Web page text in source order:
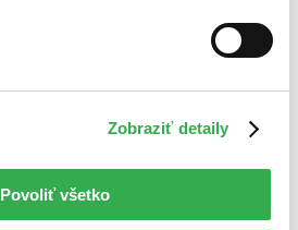
Zobraziť detaily
Povoliť všetko